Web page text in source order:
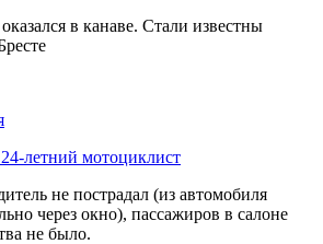
летний мотоциклист
не пострадал (из автомобиля
через окно), пассажиров в салоне
не было.